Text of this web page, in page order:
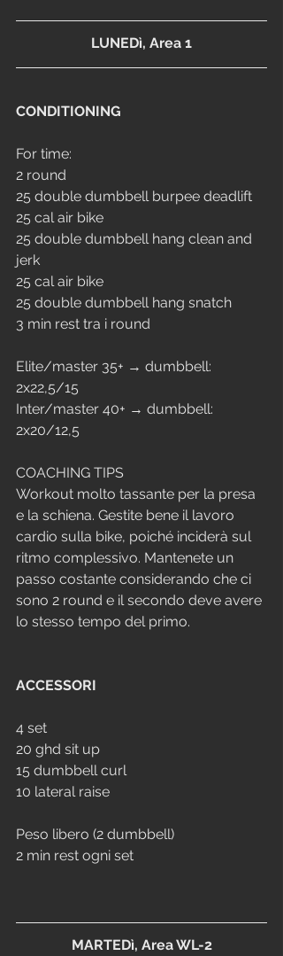
LUNEDì, Area 1
CONDITIONING
For time:
2 round
25 double dumbbell burpee deadlift
25 cal air bike
25 double dumbbell hang clean and
jerk
25 cal air bike
25 double dumbbell hang snatch
3 min rest tra i round
Elite/master 35+ → dumbbell:
2x22,5/15
Inter/master 40+ → dumbbell:
2x20/12,5
COACHING TIPS
Workout molto tassante per la presa
e la schiena. Gestite bene il lavoro
cardio sulla bike, poiché inciderà sul
ritmo complessivo. Mantenete un
passo costante considerando che ci
sono 2 round e il secondo deve avere
lo stesso tempo del primo.
ACCESSORI
4 set
20 ghd sit up
15 dumbbell curl
10 lateral raise
Peso libero (2 dumbbell)
2 min rest ogni set
MARTEDì, Area WL-2